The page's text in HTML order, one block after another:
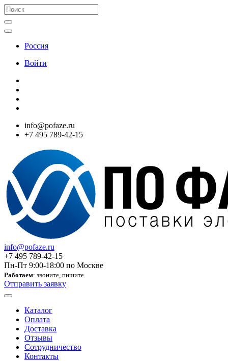
Россия
Войти
info@pofaze.ru
+7 495 789-42-15
info@pofaze.ru
+7 495 789-42-15
Пн-Пт 9:00-18:00 по Москве
Работаем: звоните, пишите
Отправить заявку
Каталог
Оплата
Доставка
Отзывы
Сотрудничество
Контакты